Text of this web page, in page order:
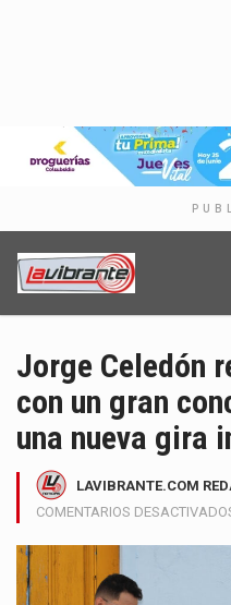
Jorge Celedón
con un gran
una nueva gira
LAVIBRANTE.COM
COMENTARIOS